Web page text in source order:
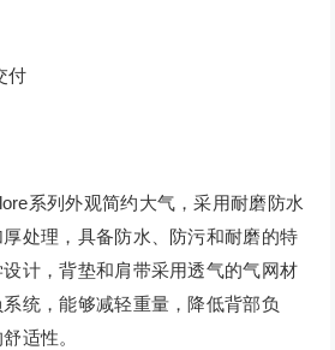
付
系列外观简约大气，采用耐磨防水
处理，具备防水、防污和耐磨的特
计，背垫和肩带采用透气的气网材
统，能够减轻重量，降低背部负
适性。